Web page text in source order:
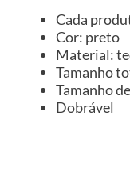
Cada
Cor: preto
Material:
Tamanho
Tamanho
Dobrável